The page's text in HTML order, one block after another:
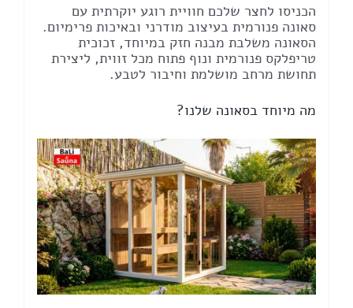
הכניסו לחצר שלכם חוויית רוגע יוקרתית עם
סאונה פנורמית בעיצוב מודרני ובאיכות פרימיום.
הסאונה משלבת מבנה חזק במיוחד, זכוכית
טריפלקס פנורמית ונוף פתוח מכל זווית, ליצירת
תחושת מרחב מושלמת וחיבור לטבע.
מה מיוחד בסאונה שלנו?